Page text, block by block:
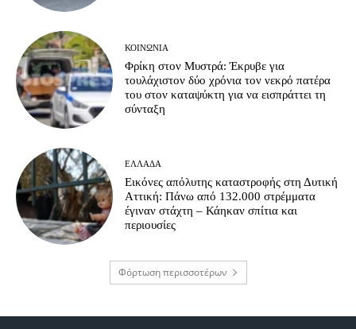
ΚΟΙΝΩΝΊΑ
Φρίκη στον Μυστρά: Έκρυβε για
τουλάχιστον δύο χρόνια τον νεκρό πατέρα
του στον καταψύκτη για να εισπράττει τη
σύνταξη
ΕΛΛΆΔΑ
Εικόνες απόλυτης καταστροφής στη Δυτική
Αττική: Πάνω από 132.000 στρέμματα
έγιναν στάχτη – Κάηκαν σπίτια και
περιουσίες
Φόρτωση περισσοτέρων